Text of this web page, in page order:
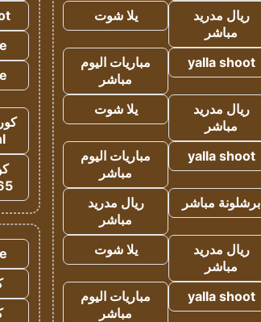
ريال مدريد
مباشر
يلا شوت
yalla shoot
مباريات اليوم
مباشر
ريال مدريد
مباشر
يلا شوت
yalla shoot
مباريات اليوم
مباشر
برشلونة مباشر
ريال مدريد
مباشر
ريال مدريد
مباشر
يلا شوت
yalla shoot
مباريات اليوم
مباشر